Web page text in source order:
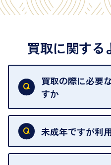
買取に関する
買取の際に必要
すか
本人確認書類をご用
類はこちらをご確認
未成年ですが利
18歳未満の方は、保